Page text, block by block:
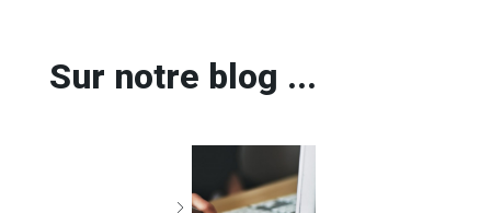
Sur notre blog ...